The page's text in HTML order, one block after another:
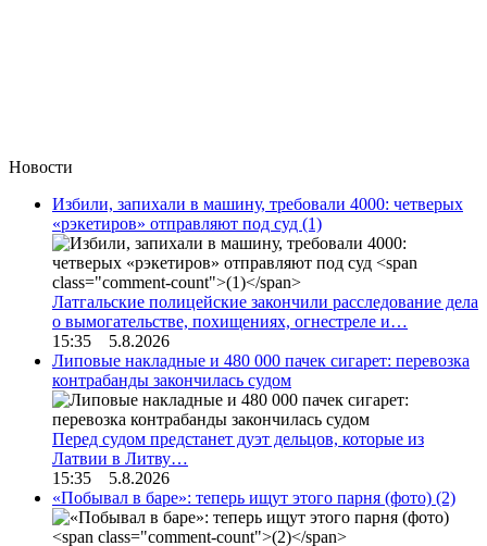
Новости
Избили, запихали в машину, требовали 4000: четверых
«рэкетиров» отправляют под суд (1)
Латгальские полицейские закончили расследование дела
о вымогательстве, похищениях, огнестреле и…
15:35 5.8.2026
Липовые накладные и 480 000 пачек сигарет: перевозка
контрабанды закончилась судом
Перед судом предстанет дуэт дельцов, которые из
Латвии в Литву…
15:35 5.8.2026
«Побывал в баре»: теперь ищут этого парня (фото) (2)